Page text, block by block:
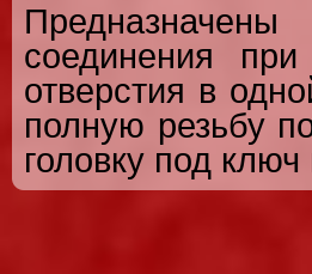
соединения
отверстия в
полную резьбу
головку под